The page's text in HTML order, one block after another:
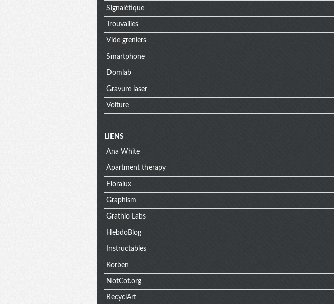
Signalétique
Trouvailles
Vide greniers
Smartphone
Domlab
Gravure laser
Voiture
Menu
extra
LIENS
Ana White
Apartment therapy
Floralux
Graphism
Grathio Labs
HebdoBlog
Instructables
Korben
NotCot.org
RecyclArt